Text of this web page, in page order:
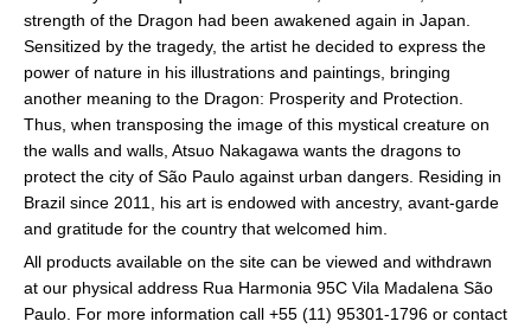
strength of the Dragon had been awakened again in Japan.
Sensitized by the tragedy, the artist he decided to express the
power of nature in his illustrations and paintings, bringing
another meaning to the Dragon: Prosperity and Protection.
Thus, when transposing the image of this mystical creature on
the walls and walls, Atsuo Nakagawa wants the dragons to
protect the city of São Paulo against urban dangers. Residing in
Brazil since 2011, his art is endowed with ancestry, avant-garde
and gratitude for the country that welcomed him.
All products available on the site can be viewed and withdrawn
at our physical address Rua Harmonia 95C Vila Madalena São
Paulo. For more information call +55 (11) 95301-1796 or contact